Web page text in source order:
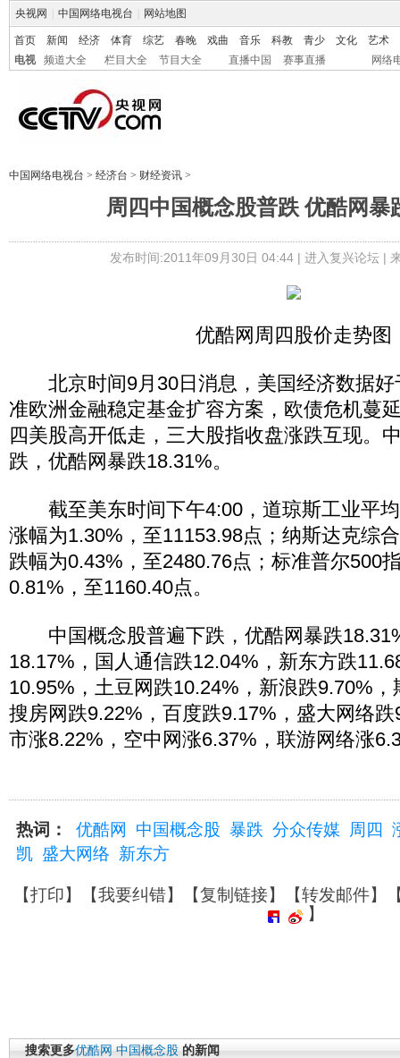
央视网 中国网络电视台 网站地图
首页 新闻 经济 体育 综艺 春晚 戏曲 音乐 科教 青少 文化
艺术
电视
频道大全 栏目大全 节目大全 直播中国 赛事直播 网络
中国网络电视台 > 经济台 > 财经资讯 >
周四中国概念股普跌 优酷网暴
发布时间:2011年09月30日 04:44 | 进入复兴论坛|
优酷网周四股价走势图
北京时间9月30日消息，美国经济数据好
准欧洲金融稳定基金扩容方案，欧债危机蔓
四美股高开低走，三大股指收盘涨跌互现。
跌，优酷网暴跌18.31%。
截至美东时间下午4:00，道琼斯工业平均
涨幅为1.30%，至11153.98点；纳斯达克综
跌幅为0.43%，至2480.76点；标准普尔500
0.81%，至1160.40点。
中国概念股普遍下跌，优酷网暴跌
18.17%，国人通信跌12.04%，新东方跌
10.95%，土豆网跌10.24%，新浪跌9.70%
搜房网跌9.22%，百度跌9.17%，盛大网络
市涨8.22%，空中网涨6.37%，联游网络涨
热词： 优酷网 中国概念股 暴跌 分众传媒 周四
凯 盛大网络 新东方
【打印】【我要纠错】【复制链接】【转发邮件】
】
搜索更多优酷网 中国概念股 的新闻